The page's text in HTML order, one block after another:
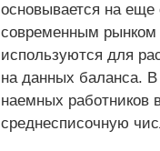
основывается на еще
современным рынком
используются для
на данных баланса.
наемных работников
среднесписочную